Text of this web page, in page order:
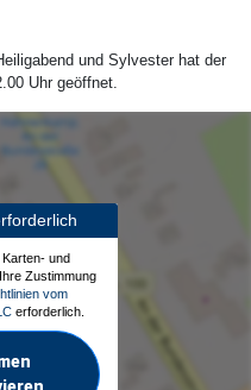
und Sylvester hat der
Uhr geöffnet.
und
Zustimmung
vom
erforderlich.